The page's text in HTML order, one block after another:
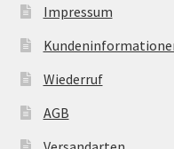
Impressum
Wiederruf
AGB